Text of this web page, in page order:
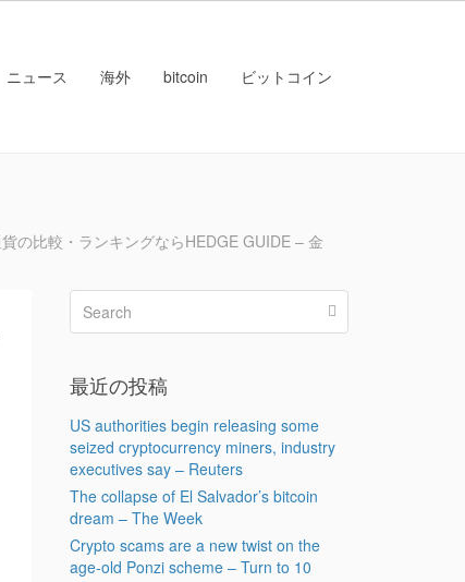
ニュース 海外 bitcoin ビットコイン
の比較・ランキングならHEDGE GUIDE – 金
最近の投稿
US authorities begin releasing some
seized cryptocurrency miners, industry
executives say – Reuters
The collapse of El Salvador’s bitcoin
dream – The Week
Crypto scams are a new twist on the
age-old Ponzi scheme – Turn to 10